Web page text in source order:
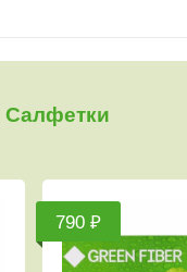
Салфетки